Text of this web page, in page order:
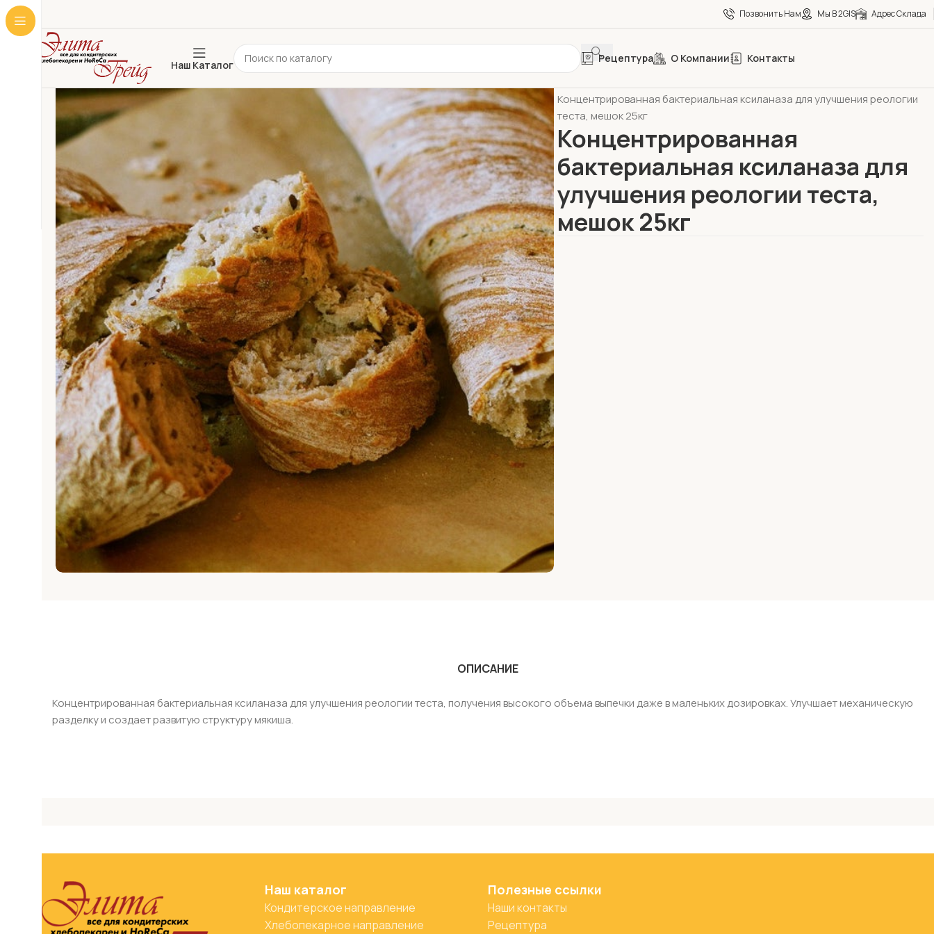
Позвонить Нам Мы В 2GIS Адрес Склада
Наш Каталог
Рецептура О Компании Контакты
Концентрированная бактериальная ксиланаза для улучшения реологии
теста, мешок 25кг
Концентрированная
бактериальная ксиланаза для
улучшения реологии теста,
мешок 25кг
ОПИСАНИЕ
Концентрированная бактериальная ксиланаза для улучшения реологии теста, получения высокого объема выпечки даже в маленьких дозировках. Улучшает механическую
разделку и создает развитую структуру мякиша.
Наш каталог
Кондитерское направление
Хлебопекарное направление
Полезные ссылки
Наши контакты
Рецептура